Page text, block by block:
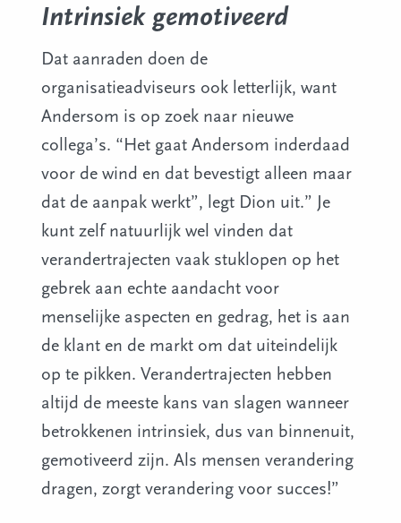
Intrinsiek gemotiveerd
Dat aanraden doen de
organisatieadviseurs ook letterlijk, want
Andersom is op zoek naar nieuwe
collega’s. “Het gaat Andersom inderdaad
voor de wind en dat bevestigt alleen maar
dat de aanpak werkt”, legt Dion uit.” Je
kunt zelf natuurlijk wel vinden dat
verandertrajecten vaak stuklopen op het
gebrek aan echte aandacht voor
menselijke aspecten en gedrag, het is aan
de klant en de markt om dat uiteindelijk
op te pikken. Verandertrajecten hebben
altijd de meeste kans van slagen wanneer
betrokkenen intrinsiek, dus van binnenuit,
gemotiveerd zijn. Als mensen verandering
dragen, zorgt verandering voor succes!”